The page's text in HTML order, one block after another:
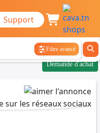
Support
Filtre avancé
Demande d'achat